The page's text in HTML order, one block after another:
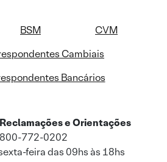
BSM
CVM
Cambiais
Bancários
e Orientações
772-0202
feira das 09hs às 18hs